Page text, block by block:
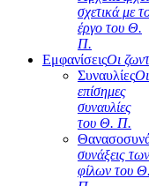
σχετικά με
έργο του Θ.
Π.
ΕμφανίσειςΟι
ΣυναυλίεςΟι
επίσημες
συναυλίες
του Θ. Π.
συνάξεις των
φίλων του Θ.